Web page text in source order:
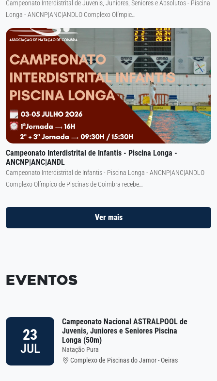
Campeonato Interdistrital de Juvenis, Juniores, Seniores e Absolutos - Piscina
Longa - ANCNP|ANC|ANDLO Complexo Olímpic…
Campeonato Interdistrital de Infantis - Piscina Longa -
ANCNP|ANC|ANDL
Campeonato Interdistrital de Infantis - Piscina Longa - ANCNP|ANC|ANDLO
Complexo Olímpico de Piscinas de Coimbra recebe…
Ver mais
Eventos
23
JUL
Campeonato Nacional ASTRALPOOL de
Juvenis, Juniores e Seniores Piscina
Longa (50m)
Natação Pura
Complexo de Piscinas do Jamor - Oeiras